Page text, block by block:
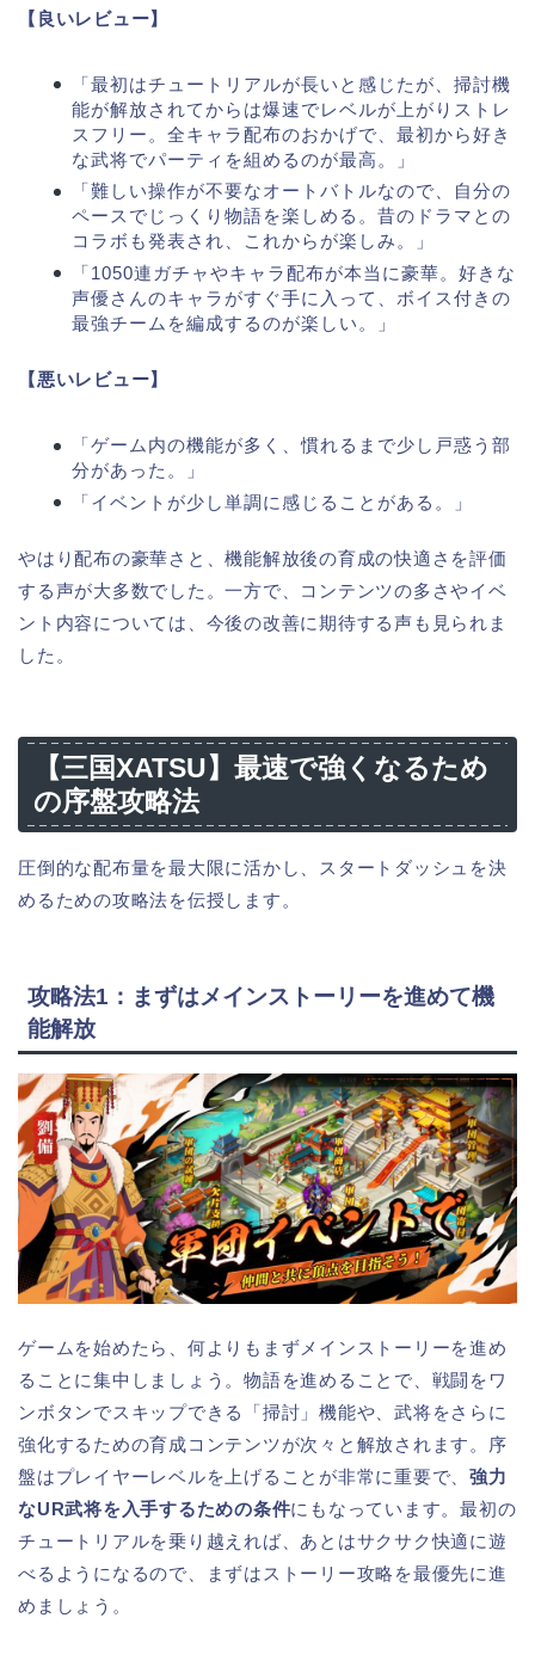
【良いレビュー】
「最初はチュートリアルが長いと感じたが、掃討機
能が解放されてからは爆速でレベルが上がりストレ
スフリー。全キャラ配布のおかげで、最初から好き
な武将でパーティを組めるのが最高。」
「難しい操作が不要なオートバトルなので、自分の
ペースでじっくり物語を楽しめる。昔のドラマとの
コラボも発表され、これからが楽しみ。」
「1050連ガチャやキャラ配布が本当に豪華。好きな
声優さんのキャラがすぐ手に入って、ボイス付きの
最強チームを編成するのが楽しい。」
【悪いレビュー】
「ゲーム内の機能が多く、慣れるまで少し戸惑う部
分があった。」
「イベントが少し単調に感じることがある。」
やはり配布の豪華さと、機能解放後の育成の快適さを評価
する声が大多数でした。一方で、コンテンツの多さやイベ
ント内容については、今後の改善に期待する声も見られま
した。
【三国XATSU】最速で強くなるため
の序盤攻略法
圧倒的な配布量を最大限に活かし、スタートダッシュを決
めるための攻略法を伝授します。
攻略法1：まずはメインストーリーを進めて機
能解放
ゲームを始めたら、何よりもまずメインストーリーを進め
ることに集中しましょう。物語を進めることで、戦闘をワ
ンボタンでスキップできる「掃討」機能や、武将をさらに
強化するための育成コンテンツが次々と解放されます。序
盤はプレイヤーレベルを上げることが非常に重要で、強力
なUR武将を入手するための条件にもなっています。最初の
チュートリアルを乗り越えれば、あとはサクサク快適に遊
べるようになるので、まずはストーリー攻略を最優先に進
めましょう。